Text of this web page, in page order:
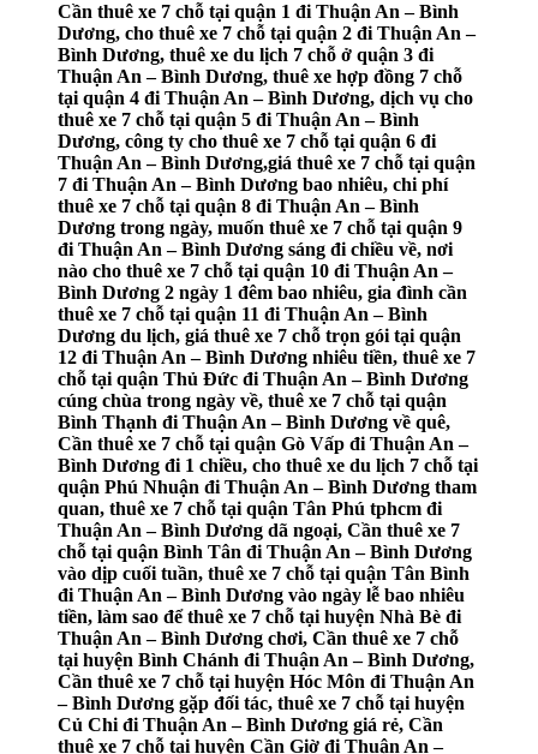
Cần thuê xe 7 chỗ tại quận 1 đi Thuận An – Bình
Dương, cho thuê xe 7 chỗ tại quận 2 đi Thuận An –
Bình Dương, thuê xe du lịch 7 chỗ ở quận 3 đi
Thuận An – Bình Dương, thuê xe hợp đồng 7 chỗ
tại quận 4 đi Thuận An – Bình Dương, dịch vụ cho
thuê xe 7 chỗ tại quận 5 đi Thuận An – Bình
Dương, công ty cho thuê xe 7 chỗ tại quận 6 đi
Thuận An – Bình Dương,giá thuê xe 7 chỗ tại quận
7 đi Thuận An – Bình Dương bao nhiêu, chi phí
thuê xe 7 chỗ tại quận 8 đi Thuận An – Bình
Dương trong ngày, muốn thuê xe 7 chỗ tại quận 9
đi Thuận An – Bình Dương sáng đi chiều về, nơi
nào cho thuê xe 7 chỗ tại quận 10 đi Thuận An –
Bình Dương 2 ngày 1 đêm bao nhiêu, gia đình cần
thuê xe 7 chỗ tại quận 11 đi Thuận An – Bình
Dương du lịch, giá thuê xe 7 chỗ trọn gói tại quận
12 đi Thuận An – Bình Dương nhiêu tiền, thuê xe 7
chỗ tại quận Thủ Đức đi Thuận An – Bình Dương
cúng chùa trong ngày về, thuê xe 7 chỗ tại quận
Bình Thạnh đi Thuận An – Bình Dương về quê,
Cần thuê xe 7 chỗ tại quận Gò Vấp đi Thuận An –
Bình Dương đi 1 chiều, cho thuê xe du lịch 7 chỗ tại
quận Phú Nhuận đi Thuận An – Bình Dương tham
quan, thuê xe 7 chỗ tại quận Tân Phú tphcm đi
Thuận An – Bình Dương dã ngoại, Cần thuê xe 7
chỗ tại quận Bình Tân đi Thuận An – Bình Dương
vào dịp cuối tuần, thuê xe 7 chỗ tại quận Tân Bình
đi Thuận An – Bình Dương vào ngày lễ bao nhiêu
tiền, làm sao để thuê xe 7 chỗ tại huyện Nhà Bè đi
Thuận An – Bình Dương chơi, Cần thuê xe 7 chỗ
tại huyện Bình Chánh đi Thuận An – Bình Dương,
Cần thuê xe 7 chỗ tại huyện Hóc Môn đi Thuận An
– Bình Dương gặp đối tác, thuê xe 7 chỗ tại huyện
Củ Chi đi Thuận An – Bình Dương giá rẻ, Cần
thuê xe 7 chỗ tại huyện Cần Giờ đi Thuận An –